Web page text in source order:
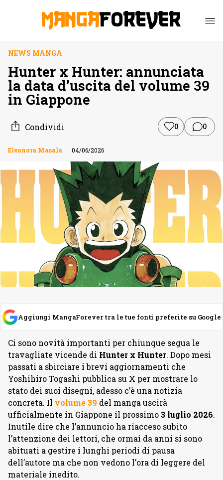
NEWS MANGA
Hunter x Hunter: annunciata
la data d’uscita del volume 39
in Giappone
Condividi 0 0
Eleonora Masala 04/06/2026
Aggiungi MangaForever tra le tue fonti preferite su Google
Ci sono novità importanti per chiunque segua le
travagliate vicende di Hunter x Hunter. Dopo mesi
passati a sbirciare i brevi aggiornamenti che
Yoshihiro Togashi pubblica su X per mostrare lo
stato dei suoi disegni, adesso c’è una notizia
concreta. Il volume 39 del manga uscirà
ufficialmente in Giappone il prossimo3 luglio 2026.
Inutile dire che l’annuncio ha riacceso subito
l’attenzione dei lettori, che ormai da anni si sono
abituati a gestire i lunghi periodi di pausa
dell’autore ma che non vedono l’ora di leggere del
materiale inedito.